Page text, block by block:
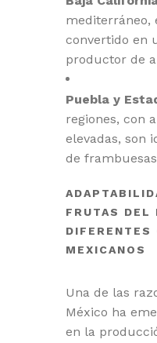
mediterráneo,
convertido en
productor de
Puebla y
regiones, con
elevadas, son
de
FRUTAS DEL
DIFERENTES
MEXICANOS
Una de las
México ha
en la